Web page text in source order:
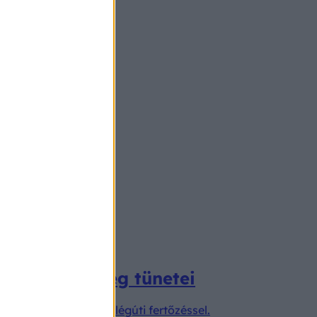
betegség tünetei
egy egyszerű légúti fertőzéssel.